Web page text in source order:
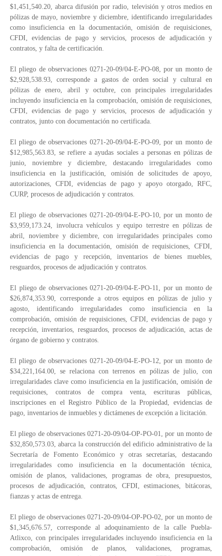
$1,451,540.20, abarca difusión por radio, televisión y otros medios en
pólizas de mayo, noviembre y diciembre, identificando irregularidades
como insuficiencia en la documentación, omisión de requisiciones,
CFDI, evidencias de pago y servicios, procesos de adjudicación y
contratos, y falta de certificación.
El pliego de observaciones 0271-20-09/04-E-PO-08, por un monto de
$2,928,538.93, corresponde a gastos de orden social y cultural en
pólizas de enero, abril y octubre, con principales irregularidades
incluyendo insuficiencia en la comprobación, omisión de requisiciones,
CFDI, evidencias de pago y servicios, procesos de adjudicación y
contratos, junto con documentación no certificada.
El pliego de observaciones 0271-20-09/04-E-PO-09, por un monto de
$12,985,563.83, se refiere a ayudas sociales a personas en pólizas de
junio, noviembre y diciembre, destacando irregularidades como
insuficiencia en la justificación, omisión de solicitudes de apoyo,
autorizaciones, CFDI, evidencias de pago y apoyo otorgado, RFC,
CURP, procesos de adjudicación y contratos.
El pliego de observaciones 0271-20-09/04-E-PO-10, por un monto de
$3,959,173.24, involucra vehículos y equipo terrestre en pólizas de
abril, noviembre y diciembre, con irregularidades principales como
insuficiencia en la documentación, omisión de requisiciones, CFDI,
evidencias de pago y recepción, inventarios de bienes muebles,
resguardos, procesos de adjudicación y contratos.
El pliego de observaciones 0271-20-09/04-E-PO-11, por un monto de
$26,874,353.90, corresponde a otros equipos en pólizas de julio y
agosto, identificando irregularidades como insuficiencia en la
comprobación, omisión de requisiciones, CFDI, evidencias de pago y
recepción, inventarios, resguardos, procesos de adjudicación, actas de
órgano de gobierno y contratos.
El pliego de observaciones 0271-20-09/04-E-PO-12, por un monto de
$34,221,164.00, se relaciona con terrenos en pólizas de julio, con
irregularidades clave como insuficiencia en la justificación, omisión de
requisiciones, contratos de compra venta, escrituras públicas,
inscripciones en el Registro Público de la Propiedad, evidencias de
pago, inventarios de inmuebles y dictámenes de excepción a licitación.
El pliego de observaciones 0271-20-09/04-OP-PO-01, por un monto de
$32,850,573.03, abarca la construcción del edificio administrativo de la
Secretaría de Fomento Económico y otras secretarías, destacando
irregularidades como insuficiencia en la documentación técnica,
omisión de planos, validaciones, programas de obra, presupuestos,
procesos de adjudicación, contratos, CFDI, estimaciones, bitácoras,
fianzas y actas de entrega.
El pliego de observaciones 0271-20-09/04-OP-PO-02, por un monto de
$1,345,676.57, corresponde al adoquinamiento de la calle Puebla-
Atlixco, con principales irregularidades incluyendo insuficiencia en la
comprobación, omisión de planos, validaciones, programas,